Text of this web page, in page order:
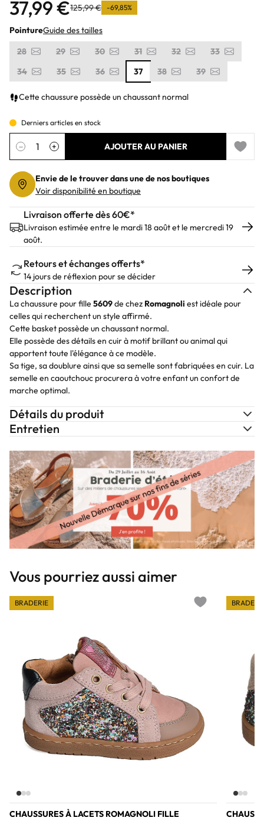
37,99 €125,99 € -69,85%
PointureGuide des tailles
28
29 30 31 32
33
34
35 36 37 38 39
Cette chaussure possède un chaussant normal
Derniers articles en stock
Quantité
− + AJOUTER AU PANIER
Add to
Envie de le trouver dans une de nos boutiques
Voir disponibilité en boutique
Livraison offerte dès 60€*
Livraison estimée entre le mardi 18 août et le mercredi 19
août.
Retours et échanges offerts*
14 jours de réflexion pour se décider
Description
La chaussure pour fille 5609de chez Romagnoli est idéale pour
celles qui recherchent un style affirmé.
Cette basket possède un chaussant normal.
Elle possède des détails en cuir à motif brillant ou animal qui
apportent toute l'élégance à ce modèle.
Sa tige, sa doublure ainsi que sa semelle sont fabriquées en cuir. La
semelle en caoutchouc procurera à votre enfant un confort de
marche optimal.
Détails du produit
Entretien
Vous pourriez aussi aimer
CHAUSSURES À LACETS ROMAGNOLI FILLE
BRADERIE